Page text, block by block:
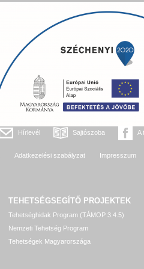
Hírlevél Sajtószoba A
Adatkezelési szabályzat Impresszum
TEHETSÉGSEGÍTŐ PROJEKTEK
Tehetséghidak Program (TÁMOP 3.4.5)
Nemzeti Tehetség Program
Tehetségek Magyarországa